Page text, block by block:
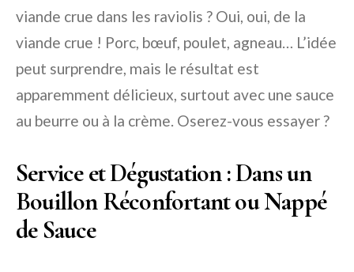
viande crue dans les raviolis ? Oui, oui, de la
viande crue ! Porc, bœuf, poulet, agneau… L’idée
peut surprendre, mais le résultat est
apparemment délicieux, surtout avec une sauce
au beurre ou à la crème. Oserez-vous essayer ?
Service et Dégustation : Dans un
Bouillon Réconfortant ou Nappé
de Sauce